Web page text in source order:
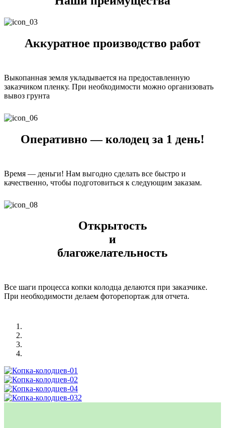
Аккуратное производство работ
Выкопанная земля укладывается на предоставленную
заказчиком пленку. При необходимости можно организовать
вывоз грунта
Оперативно — колодец за 1 день!
Время — деньги! Нам выгодно сделать все быстро и
качественно, чтобы подготовиться к следующим заказам.
Открытость
и
благожелательность
Все шаги процесса копки колодца делаются при заказчике.
При необходимости делаем фоторепортаж для отчета.